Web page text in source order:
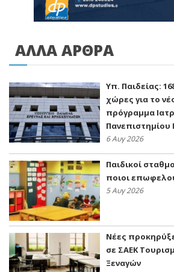
ΑΛΛΑ ΑΡΘΡΑ
Υπ. Παιδείας:
χώρες για το
πρόγραμμα
6 Αυγ 2026
Παιδικοί
ποιοι
5 Αυγ 2026
Νέες
σε ΣΑΕΚ
Ξεναγών